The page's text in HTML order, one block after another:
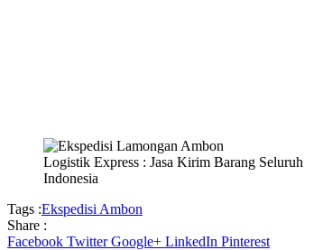
Logistik Express : Jasa Kirim Barang Seluruh
Indonesia
Tags :Ekspedisi Ambon
Share :
Facebook Twitter Google+ LinkedIn Pinterest